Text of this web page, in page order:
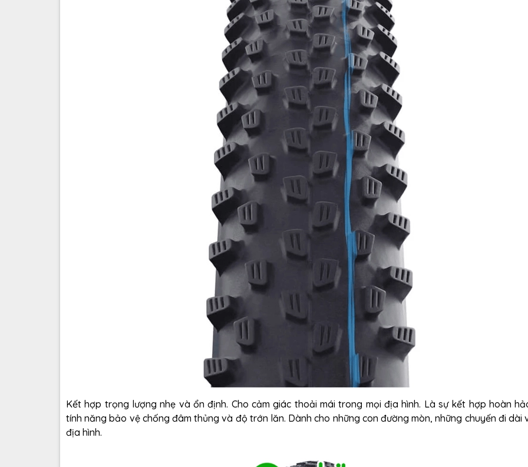
Kết hợp trọng lượng nhẹ và ổn định. Cho cảm giác thoải mái trong mọi địa hình. Là sự kết hợp hoàn
tính năng bảo vệ chống đâm thủng và độ trớn lăn. Dành cho những con đường mòn, những chuyến đi dài
địa hình.